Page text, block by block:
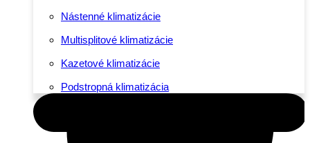
Nástenné klimatizácie
Multisplitové klimatizácie
Kazetové klimatizácie
Podstropná klimatizácia